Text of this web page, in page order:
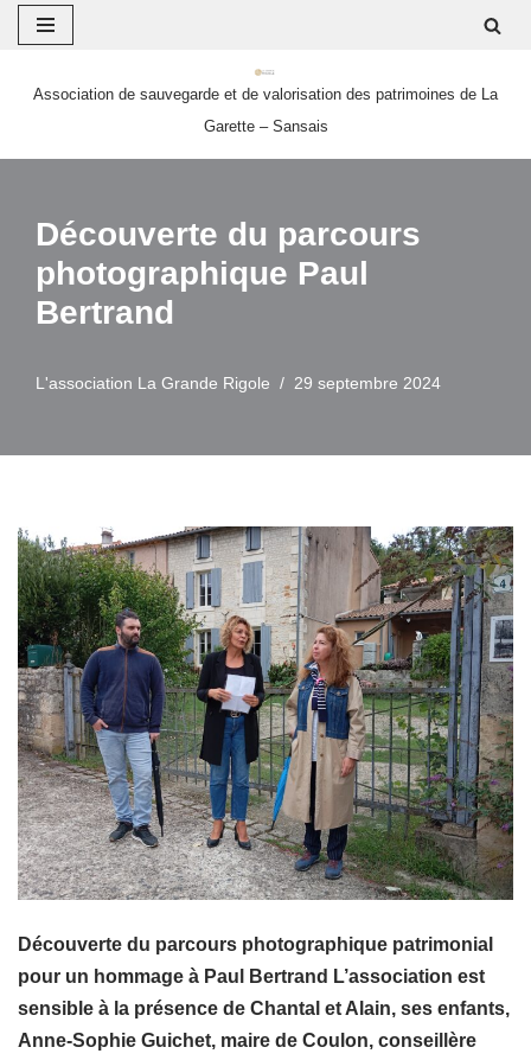
auAssociation de sauvegarde et de valorisation des patrimoines de La
Garette – Sansais
Découverte du parcours
photographique Paul
Bertrand
L'association La Grande Rigole 29 septembre 2024
Découverte du parcours photographique patrimonial
pour un hommage à Paul Bertrand L’association est
sensible à la présence de Chantal et Alain, ses enfants,
Anne-Sophie Guichet, maire de Coulon, conseillère